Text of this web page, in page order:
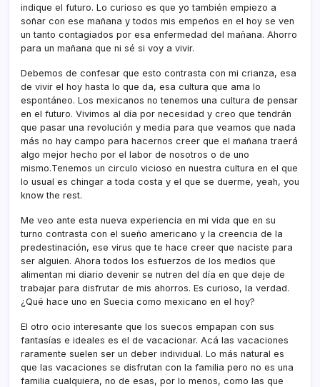
indique el futuro. Lo curioso es que yo también empiezo a
soñar con ese mañana y todos mis empeños en el hoy se ven
un tanto contagiados por esa enfermedad del mañana. Ahorro
para un mañana que ni sé si voy a vivir.
Debemos de confesar que esto contrasta con mi crianza, esa
de vivir el hoy hasta lo que da, esa cultura que ama lo
espontáneo. Los mexicanos no tenemos una cultura de pensar
en el futuro. Vivimos al dí­a por necesidad y creo que tendrán
que pasar una revolución y media para que veamos que nada
más no hay campo para hacernos creer que el mañana traerá
algo mejor hecho por el labor de nosotros o de uno
mismo.Tenemos un circulo vicioso en nuestra cultura en el que
lo usual es chingar a toda costa y el que se duerme, yeah, you
know the rest.
Me veo ante esta nueva experiencia en mi vida que en su
turno contrasta con el sueño americano y la creencia de la
predestinación, ese virus que te hace creer que naciste para
ser alguien. Ahora todos los esfuerzos de los medios que
alimentan mi diario devenir se nutren del dí­a en que deje de
trabajar para disfrutar de mis ahorros. Es curioso, la verdad.
¿Qué hace uno en Suecia como mexicano en el hoy?
El otro ocio interesante que los suecos empapan con sus
fantasí­as e ideales es el de vacacionar. Acá las vacaciones
raramente suelen ser un deber individual. Lo más natural es
que las vacaciones se disfrutan con la familia pero no es una
familia cualquiera, no de esas, por lo menos, como las que